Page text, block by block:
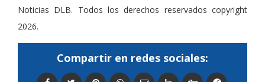
Noticias DLB. Todos los derechos reservados copyright
2026.
Compartir en redes sociales: